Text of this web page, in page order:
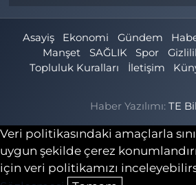
Asayiş Ekonomi Gündem
Manşet
SAĞLIK Spor
Topluluk Kuralları
İletişim
Haber Yazılımı: TE
Veri politikasındaki amaçlarla
uygun şekilde çerez
için veri politikamızı